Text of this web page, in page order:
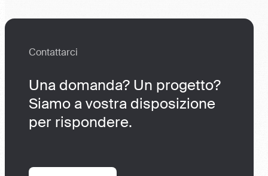
Contattarci
Una domanda? Un progetto?
Siamo a vostra disposizione
per rispondere.